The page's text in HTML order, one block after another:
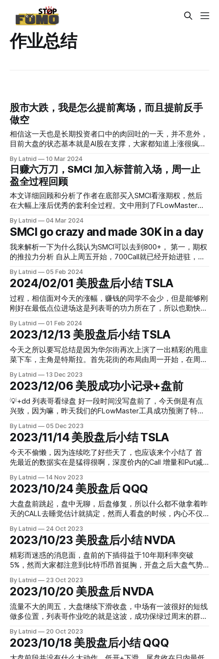
作业总结
股市大跌，我是怎么提前离场，而且提前反手
做空
相信这一天也是长期投资者口中的肉回吐的一天，并不意外，
目前大盘的状态基本就是AI股在支撑，大家都知道上涨很疯
布局黄金这种避险资产的人为什么不选择暴力拉升的股票而把
钱放到黄金。我一直对这个问题存疑，恰逢新高，而且周四盘
后继续暴涨，我对周五早就产生了戒备心理。这也是我能够提
前逃离多仓，转手空仓的背景思维。 由我的交易记录可以看
到我是在开盘就不断出手我的多头仓位的，哪怕卖飞了不少，
要追高也只会追在开端，绝不是大家都FOMO的时候去追。其
次我在慢慢建立空头仓位，可以看到那时候SMCI 1100的PUT
才1.95刀，NVDA925的PUT也只有2.12刀，实在是当天的好
价，要知道大跌后能够翻十几倍呢，这些操作给当天开好了
头。 最主要的问题是我如何预判，除了刚才说的大背景，还
有Flowmaster的第一份数据 第一份数据很明显的一个特点就
是NVDA在900这个位置上激增了大量的PUT，同时减仓Call，
这一布局和我的大背景思维一致，再加上技术层面的那个疯
狂，可以很合理地判断这是一个
By Latnid 10 Mar 2024
日赚六万刀，SMCI 加入标普前入场，周一止
盈全过程回顾
本文详细回顾和分析了作者在底部买入SMCI看涨期权，然后
在大幅上涨后优秀的套利全过程。文中用到了FLowMaster和
By Latnid 04 Mar 2024
SMCI go crazy and made 30K in a day
我来解析一下为什么我认为SMCI可以去到800+， 第一，期权
的推拉力分析 自从上周五开始，700Call就已经开始进驻，而
增量，目前这股不仅是多头拉力充足，而且空头也十分弱，总
的来说可以分出目前几个拉力位置： 第二，市场情绪还没有
突破，但是技术图形已经突破了，证明很多人看涨但是不敢上
车，所以还得再推，推到人FOMO，忍不住上车才有可能反向
面的利好。 第四，最后要说的，也就是技术面。 长远以来形
成的压力和技术预期今天正式被突破，只要能站稳，不回到趋
势线以下，那上面是一个广阔的草原。 各种分析综合起来这
票的确还是有前途的，所以我也敢于冒险上了这周到期的
700call，到时会根据每天期权推拉变化来调整，目前紧跟趋
势。
By Latnid 05 Feb 2024
2024/02/01 美股盘后小结 TSLA
过程，相信面对今天的涨幅，赚钱的同学不会少，但是能够刚
刚好在最低点位进场这是列表哥的功力所在了，所以也勤快起
好这车，股价日内低点是184.28，可以说已经到达了185的那
个增量PUT的位置，所以庄家可以套利离场，在往远一点的
180PUT也出现了减仓情况，也就是说套利盘不应该再继续做
空特斯拉。另一方面，也留意到了195的增量call，配合着205
何开好这车提供了依据。 今天的好数据其实也很多，SMCI今
天要感谢下列表姐的提携，搭上了便车，数据体现出来的趋势
大家能够深入了解清楚，对市场的认识也是很有帮助的。
TSLA 由2.2到 4.42 肉的厚度是109% 点位是一个绝点，数据
也支持操作，长远点来看还有一点就是特斯拉今天资金流出为
主，渣男我也不会急于抄底，机会很多，数据里面挖挖吧，今
天胜利，明天加油。
By Latnid 01 Feb 2024
2023/12/13 美股盘后小结 TSLA
今天之所以要写总结是因为华尔街再次上演了一出精彩的甩韭
菜下车，主角是特斯拉。首先花街的布局由周一开始，在周一
样情况，很容易让人觉得这周是同一个玩家的讨论，因为上周
看涨的245Call，第二天开盘马上就拉到位了，所以我自己潜
意识也认为这个庄家被我又看到了，干脆加大了仓位，还选用
了近期的期权，以至于我也跟着进入了花街的洗盘行情。 结
位置的情况，说起来搞笑，我上周抓住了特斯拉这波行情后还
调戏了庄家这么急着拉，应该把散户吓一吓离场再拉嘛，结果
这周这庄家貌似知道我调戏他一样，果然特意下跌来抖散户，
而且还特别用心地用了两天去抖。今天开盘还特意放出利空消
息，也就是说特斯拉要召回车辆的消息，把下跌的心态狠狠写
进了小散心里，多少人在今天228.2的这个位置割肉，甚至还
开put做空的。 自己还拿着主要是我始终想不明白，这么巨量
的期权增量难道要和我一起牺牲？即使今天250的call转移了部
分到240,但是当时还是在大力下插的过程中，可以看得出触屏
了不少人的自动止损。周一列表哥开的是特斯拉put
By Latnid 13 Dec 2023
2023/12/06 美股成功小记录+盘前
💡+dd 列表哥看绿盘 好一段时间没写盘前了，今天倒是有点
兴致，因为嘛，昨天我们的FLowMaster工具成功预测了特斯
理念。先上上图作为记录： 先是在12月4日明确指出有大量激
进的看涨245CALL增加，当天的收盘价格234而且盘前进一步
下滑到232.5 12月4日一天特斯拉走得让很多散户发疯，怕跌
的同学不少，但是数据看涨245实在太明显，而且Initiator都是
直接冲上246.65，开始回落，和数据十分吻合，群友也很激
动，我也很开心，因为大家都有学到里面的逻辑，有人认同自
己的设计最为开心。 所以大家成功养成了天天研究数据的习
惯了么？ 最后相信这个大家也是不会忽略的，NVDA的数据直
接看的600，大量CALL，当然这次不会一步到位了，我只会解
读为趋势就在这里看涨嘛，同时等大家看涨的时候也是庄家反
手割的机会，所以做多可以，但是你要一直拿到600，我表示
省省吧，哈哈哈，最后把舞台交给大家，我估计继续偷懒，天
天都挖到一堆好东东，大家自己学会挖。
By Latnid 05 Dec 2023
2023/11/14 美股盘后小结 TSLA
今天不偷懒，因为连续吃了好些天了，也应该来个小结了 首
先最近的数据实在是猛得很啊，深度价内的Call 增量和Put减
在反馈是不是出Bug了的时候，我也犹豫，这哪里代码出问题
了么，还自己手动删掉了一些数据。然后看到今天这波大力拉
升，原来我的代码一点没问题，反而昨天多手删掉了财富密
码，哈哈哈哈，好在咱们都是有部署的，一点都不踏空。 现
的，先是大盘涨的时候自己独守空，然后不涨反跌，礼貌请大
家下车不行的话就用暴力的，那天跌了10块就是最后的请下车
了，根据我们的数据可以看到散户的下车，甚至还做空了，所
以花街反手进场拉升，已经脱离了的散户被甩在后面，结果就
是继续拉拉到你FOMO了估计就会跟着进场，等进场的Dump
money足够多了，再割一波 现在咋们拿的是隔周的Call，种种
迹象显示列表哥预料了这一波，群友之前已经吃了一波科技
股，现在又大吃了一波TSLA，爽的时候班长总会提醒大家要
确保不要还回去，分级止盈何乐而不为。 最后必须把今天超
强的多方阵型数据拍照留念，第一次见
By Latnid 14 Nov 2023
2023/10/24 美股盘后 QQQ
大盘盘前跳起，盘中无聊，后盘修复，所以什么都不做拿着昨
天的CALL去睡觉估计就搞定，然而人看盘的时候，内心不仅
两个财报收了一笔，列表哥在大盘来回了几次的情况下尝试做
多，没有成功。看到群友们各有各的看法实在是开心，群就应
该这样，大神满天飞。也要感谢群友贡献的文章，社区的能
源。 微软不软，财报拉升，谷歌财报回到谷底，总体来看背
有。如果你是今天踩了雷的朋友，不妨回顾下自己是不是大起
大落的FOMO者，继续努力，未来总会成功的。 QQQ由3.5到
SL，选的是周内，预计的波动，如果你是睡觉的，那SL后盘
位又回到水上，总的来说SL位置没问题，因为SL后还有很深
的下探呢 最后是今天的期权合照：
By Latnid 24 Oct 2023
2023/10/23 美股盘后小结 NVDA
精彩而迷惑的消息面，盘前的下插得益于10年期利率突破
5%，然而大家都注意到比特币昂首挺胸，开盘之后大盘气势
周五讨论的刺破行情。列表哥今天再度入手NVDA，基本是开
盘后就看上了，确定趋势后进入，特大的肉，肥美且稳妥。
NVDA 由8 到17.72 肉的厚度是 120%，要知道这期权多么之
前，这一只玩好了，其余不需要怎么玩了，应该就是当天利润
记得我发的数据挖掘MSFT吧，好了，愉快周一，期权分布合
照：
By Latnid 23 Oct 2023
2023/10/20 美股盘后 NVDA
流量不大的周五，大盘继续下滑收盘，中场有一波很好的短线
做多位置，列表哥作业吃的就是这波，成功保绿过周末的群友
超短期，还是有希望抓到好的位置。目前资金流的偏向继续走
向防守阵型，恐慌指数继续新高，进场接飞刀要管好自己的仓
位。特斯拉这周是今年最差表现的一周，这只还没有看到大家
By Latnid 20 Oct 2023
2023/10/18 美股盘后小结 QQQ